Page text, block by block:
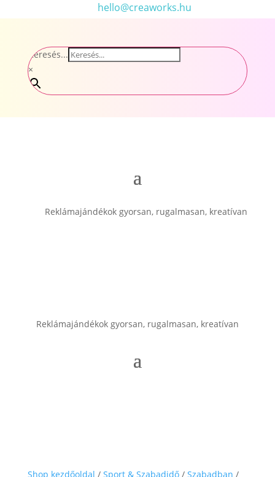
hello@creaworks.hu
Keresés...
×
Reklámajándékok gyorsan, rugalmasan, kreatívan
Reklámajándékok gyorsan, rugalmasan, kreatívan
Shop kezdőoldal / Sport & Szabadidő/ Szabadban /